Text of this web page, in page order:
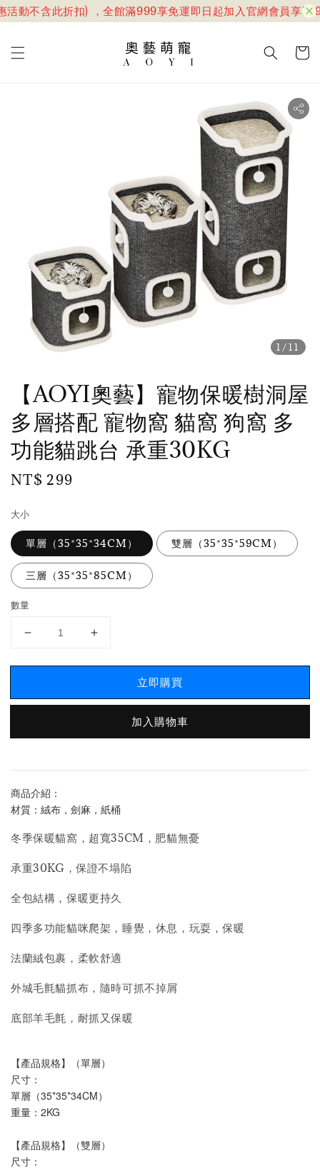
動不含此折扣) ，全館滿999享免運即日起加入官網會員享
1 /11
【AOYI奧藝】寵物保暖樹洞屋
多層搭配 寵物窩 貓窩 狗窩 多
功能貓跳台 承重30KG
Regular
NT$ 299
大小
單層（35*35*34CM） 雙層（35*35*59CM）
三層（35*35*85CM）
數量
立即購買
加入購物車
商品介紹：
材質：絨布，劍麻，紙桶
冬季保暖貓窩，超寬35CM，肥貓無憂
承重30KG，保證不塌陷
全包結構，保暖更持久
四季多功能貓咪爬架，睡覺，休息，玩耍，保暖
法蘭絨包裹，柔軟舒適
外城毛氈貓抓布，隨時可抓不掉屑
底部羊毛氈，耐抓又保暖
【產品規格】（單層）
尺寸：
單層（35*35*34CM）
重量：2KG
【產品規格】（雙層）
尺寸：